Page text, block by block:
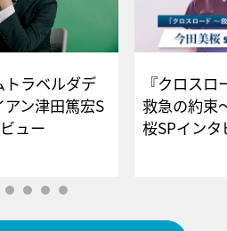
トラベルダデ
アン津田篤宏S
タビュー
『クロス
救急の約束
桜SPイ